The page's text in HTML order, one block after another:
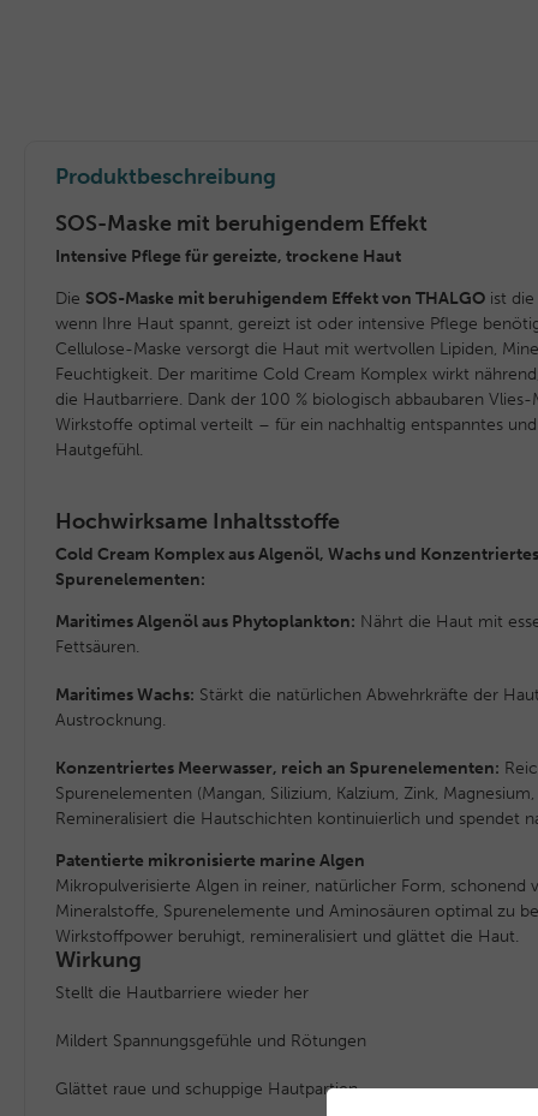
Produktbeschreibung
SOS-Maske mit beruhigendem Effekt
Intensive Pflege für gereizte, trockene Haut
Die SOS-Maske mit beruhigendem Effekt von THALGO ist
wenn Ihre Haut spannt, gereizt ist oder intensive Pflege
Cellulose-Maske versorgt die Haut mit wertvollen Lipiden,
Feuchtigkeit. Der maritime Cold Cream Komplex wirkt
die Hautbarriere. Dank der 100 % biologisch abbaubaren Vlies-
Wirkstoffe optimal verteilt – für ein nachhaltig entspanntes
Hautgefühl.
Hochwirksame Inhaltsstoffe
Cold Cream Komplex aus Algenöl, Wachs und
Spurenelementen:
Maritimes Algenöl aus Phytoplankton: Nährt die Haut mit
Fettsäuren.
Maritimes Wachs: Stärkt die natürlichen Abwehrkräfte der
Austrocknung.
Konzentriertes Meerwasser, reich an Spurenelementen:
Spurenelementen (Mangan, Silizium, Kalzium, Zink,
Remineralisiert die Hautschichten kontinuierlich und spendet
Patentierte mikronisierte marine Algen
Mikropulverisierte Algen in reiner, natürlicher Form, schonend
Mineralstoffe, Spurenelemente und Aminosäuren optimal zu
Wirkstoffpower beruhigt, remineralisiert und glättet die Haut.
Wirkung
Stellt die Hautbarriere wieder her
Mildert Spannungsgefühle und Rötungen
Glättet raue und schuppige Hautpartien